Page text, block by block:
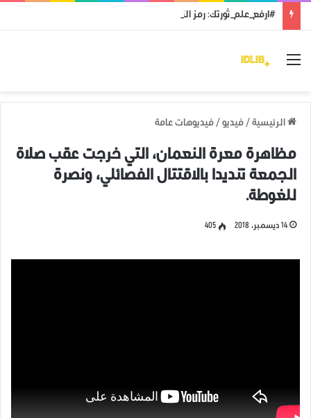
#ارفع_علم_ثورتك: رمز النضال ووحدة الهدف
القائمة
الرئيسية / فيديو / فيديوهات عامة
مظاهرة معرة النعمان، التي خرجت عقب صلاة
الجمعة تنديدا بالاقتتال الفصائلي، ونصرة
للغوطة.
14 ديسمبر، 2018 405